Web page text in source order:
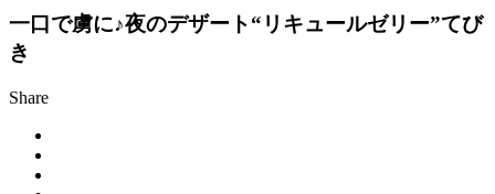
一口で虜に♪夜のデザート“リキュールゼリー”てび
き
Share